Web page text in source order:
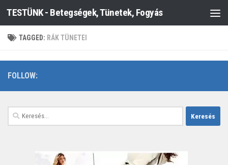
Skip to content
TESTÜNK - Betegségek, Tünetek, Fogyás
TAGGED: RÁK TÜNETEI
FOLLOW:
Keresés: